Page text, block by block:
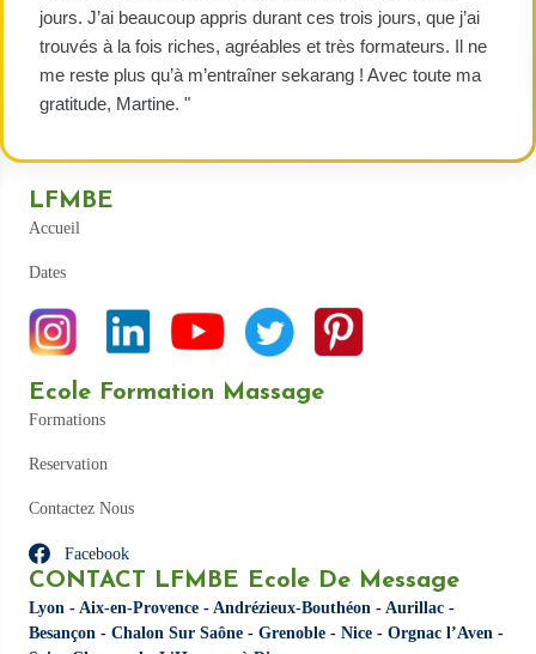
jours. J’ai beaucoup appris durant ces trois jours, que j’ai
trouvés à la fois riches, agréables et très formateurs. Il ne
me reste plus qu’à m’entraîner sekarang ! Avec toute ma
gratitude, Martine. "
LFMBE
Accueil
Dates
Ecole Formation Massage
Formations
Reservation
Contactez Nous
Facebook
CONTACT LFMBE Ecole De Message
Lyon - Aix-en-Provence - Andrézieux-Bouthéon - Aurillac -
Besançon - Chalon Sur Saône - Grenoble - Nice - Orgnac l’Aven -